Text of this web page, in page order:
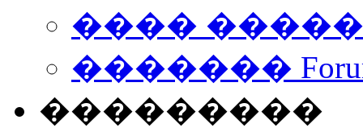
����
�������
���������